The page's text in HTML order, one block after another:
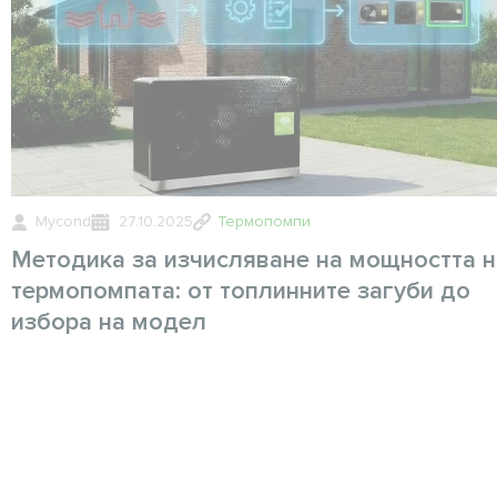
Mycond 27.10.2025 Термопомпи
Методика за изчисляване на мощността
термопомпата: от топлинните загуби до
избора на модел